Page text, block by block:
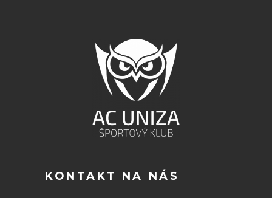
KONTAKT NA NÁS